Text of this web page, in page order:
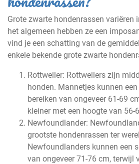
Grote zwarte hondenrassen variëren
het algemeen hebben ze een
vind je een schatting van de
enkele bekende grote zwarte
Rottweiler: Rottweilers zijn
honden. Mannetjes kunnen
bereiken van ongeveer 61-69
kleiner met een hoogte van 56-
Newfoundlander:
grootste hondenrassen ter
Newfoundlanders kunnen een
van ongeveer 71-76 cm, terwijl